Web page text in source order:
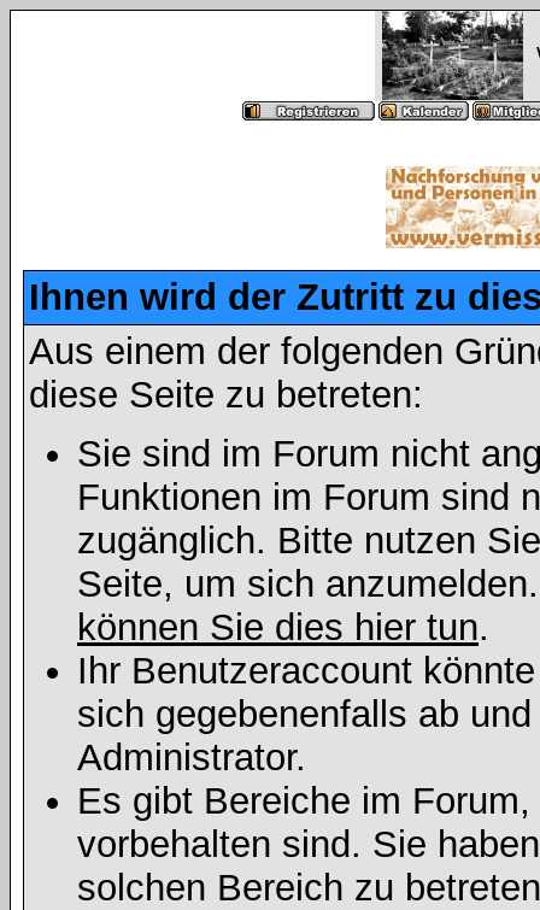
Ihnen wird der Zutritt zu
Aus einem der folgenden
diese Seite zu betreten:
Sie sind im Forum nicht
Funktionen im Forum sind
zugänglich. Bitte nutzen
Seite, um sich
können Sie dies hier tun.
Ihr Benutzeraccount
sich gegebenenfalls ab
Administrator.
Es gibt Bereiche im
vorbehalten sind. Sie
solchen Bereich zu